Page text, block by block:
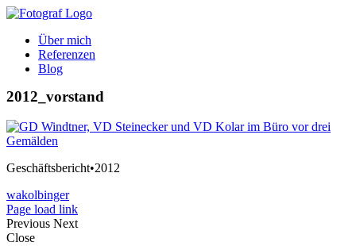
Zum
springenÜber mich
Referenzen
Blog
2012_vorstand
Geschäftsbericht•2012
wakolbinger
Page load link
Previous Next
Close